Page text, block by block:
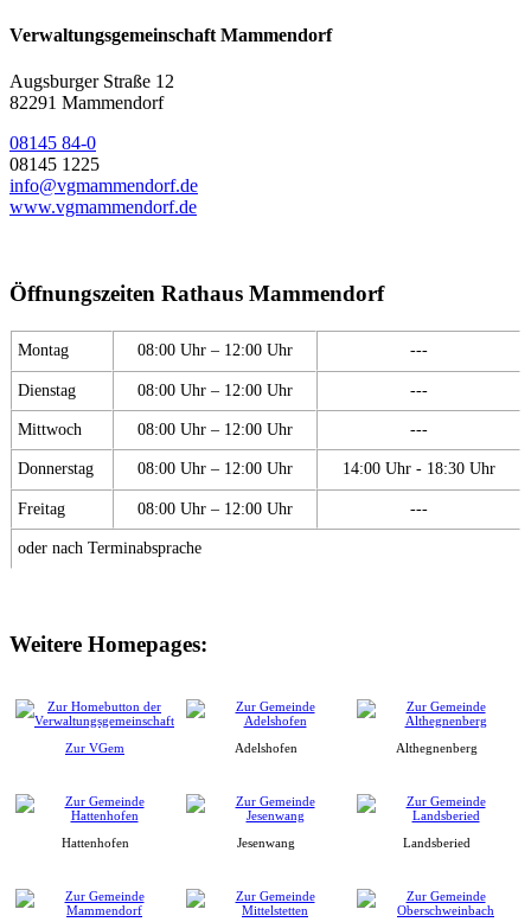
Verwaltungsgemeinschaft Mammendorf
Augsburger Straße 12
82291 Mammendorf
08145 84-0
08145 1225
info@vgmammendorf.de
www.vgmammendorf.de
Öffnungszeiten Rathaus Mammendorf
Montag 08:00 Uhr – 12:00 Uhr ---
Dienstag 08:00 Uhr – 12:00 Uhr ---
Mittwoch 08:00 Uhr – 12:00 Uhr ---
Donnerstag 08:00 Uhr – 12:00 Uhr 14:00 Uhr - 18:30 Uhr
Freitag 08:00 Uhr – 12:00 Uhr ---
oder nach Terminabsprache
Weitere Homepages:
Zur VGem Adelshofen Althegnenberg
Hattenhofen Jesenwang Landsberied